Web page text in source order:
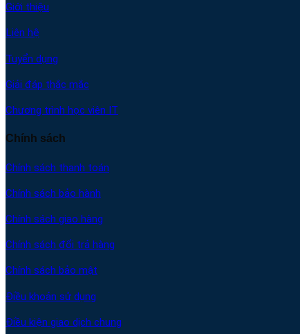
Giới thiệu
Liên hệ
Tuyển dụng
Giải đáp thắc mắc
Chương trình học viên IT
Chính sách
Chính sách thanh toán
Chính sách bảo hành
Chính sách giao hàng
Chính sách đổi trả hàng
Chính sách bảo mật
Điều khoản sử dụng
Điều kiện giao dịch chung